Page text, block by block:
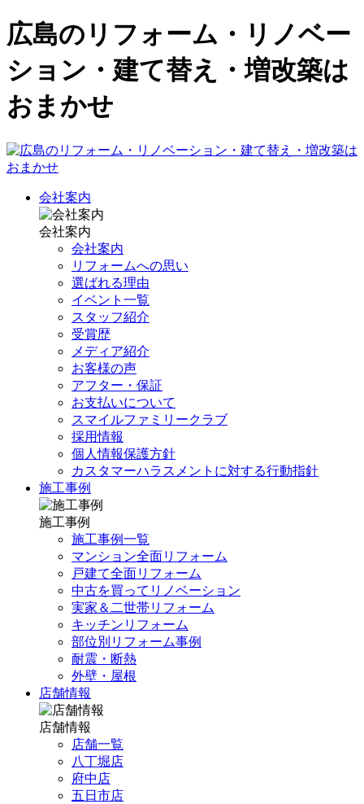
広島のリフォーム・リノベー
ション・建て替え・増改築は
おまかせ
会社案内
会社案内
会社案内
リフォームへの思い
選ばれる理由
イベント一覧
スタッフ紹介
受賞歴
メディア紹介
お客様の声
アフター・保証
お支払いについて
スマイルファミリークラブ
採用情報
個人情報保護方針
カスタマーハラスメントに対する行動指針
施工事例
施工事例
施工事例一覧
マンション全面リフォーム
戸建て全面リフォーム
中古を買ってリノベーション
実家＆二世帯リフォーム
キッチンリフォーム
部位別リフォーム事例
耐震・断熱
外壁・屋根
店舗情報
店舗情報
店舗一覧
八丁堀店
府中店
五日市店